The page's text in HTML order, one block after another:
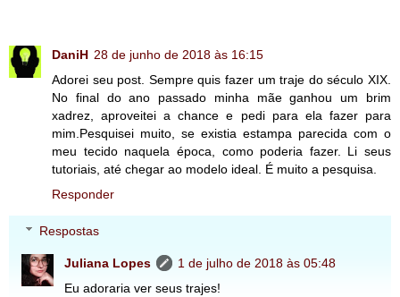
DaniH 28 de junho de 2018 às 16:15
Adorei seu post. Sempre quis fazer um traje do século XIX.
No final do ano passado minha mãe ganhou um brim
xadrez, aproveitei a chance e pedi para ela fazer para
mim.Pesquisei muito, se existia estampa parecida com o
meu tecido naquela época, como poderia fazer. Li seus
tutoriais, até chegar ao modelo ideal. É muito a pesquisa.
Responder
Respostas
Juliana Lopes
1 de julho de 2018 às 05:48
Eu adoraria ver seus trajes!